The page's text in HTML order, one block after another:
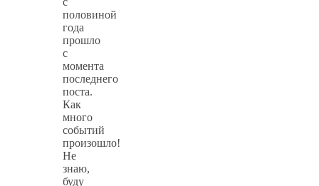
половиной
года
прошло
с
момента
последнего
поста.
Как
много
событий
произошло!
Не
знаю,
буду